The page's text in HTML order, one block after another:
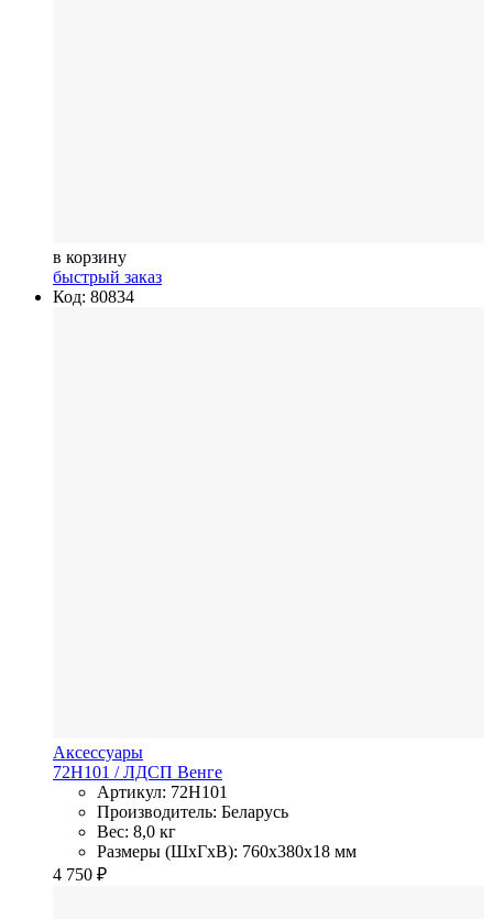
в корзину
быстрый заказ
Код: 80834
Аксессуары
72H101 / ЛДСП Венге
Артикул: 72H101
Производитель: Беларусь
Вес: 8,0 кг
Размеры (ШхГхВ): 760x380x18 мм
4 750 ₽